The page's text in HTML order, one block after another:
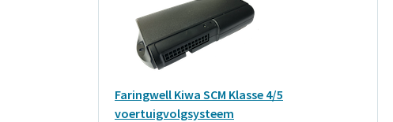
Faringwell Kiwa SCM Klasse 4/5
voertuigvolgsysteem